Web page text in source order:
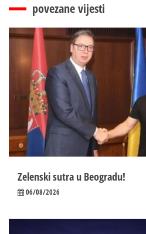
povezane vijesti
Zelenski sutra u Beogradu!
06/08/2026